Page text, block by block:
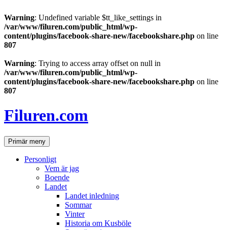
Warning: Undefined variable $tt_like_settings in
/var/www/filuren.com/public_html/wp-
content/plugins/facebook-share-new/facebookshare.php on line
807
Warning: Trying to access array offset on null in
/var/www/filuren.com/public_html/wp-
content/plugins/facebook-share-new/facebookshare.php on line
807
till
innehåll
Filuren.com
SökPrimär meny
Personligt
Vem är jag
Boende
Landet
Landet inledning
Sommar
Vinter
Historia om Kusböle